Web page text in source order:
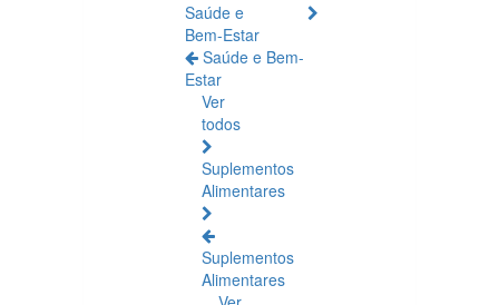
Saúde e
Bem-Estar
Saúde e Bem-
Estar
Ver
todos
Suplementos
Alimentares
Suplementos
Alimentares